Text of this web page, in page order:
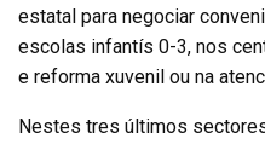
estatal para negociar
escolas infantís 0-3, nos
e reforma xuvenil ou na
Nestes tres últimos